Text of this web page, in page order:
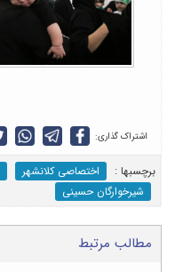
اشتراک گذاری:
برچسب‎ها : اختصاصی کلانشهر
شیرخوارگان حسینی
مطالب مرتبط